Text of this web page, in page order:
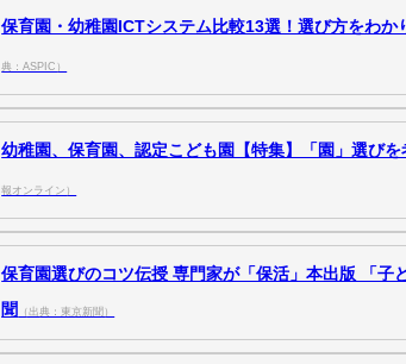
保育園・幼稚園ICTシステム比較13選！選び方をわ
典：ASPIC）
幼稚園、保育園、認定こども園【特集】「園」選び
報オンライン）
保育園選びのコツ伝授 専門家が「保活」本出版 「子
聞 （出典：東京新聞）